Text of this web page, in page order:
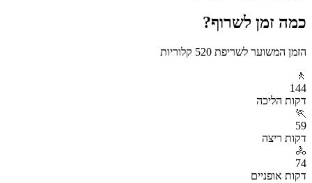
כמה זמן לשרוף?
הזמן המשוער לשריפת 520 קלוריות
🚶
144
דקות הליכה
🏃
59
דקות ריצה
🚴
74
דקות אופניים